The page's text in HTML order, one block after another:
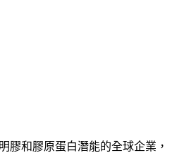
膠和膠原蛋白潛能的全球企業，